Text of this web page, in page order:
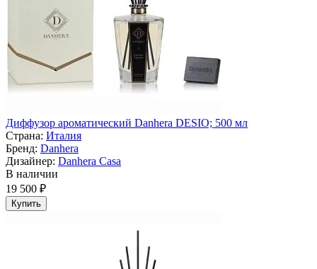
Диффузор ароматический Danhera DESIO; 500 мл
Страна: Италия
Бренд: Danhera
Дизайнер: Danhera Casa
В наличии
19 500 ₽
Купить